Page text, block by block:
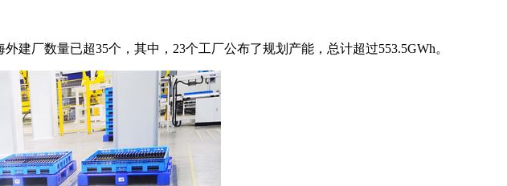
厂数量已超35个，其中，23个工厂公布了规划产能，总计超过553.5GWh。